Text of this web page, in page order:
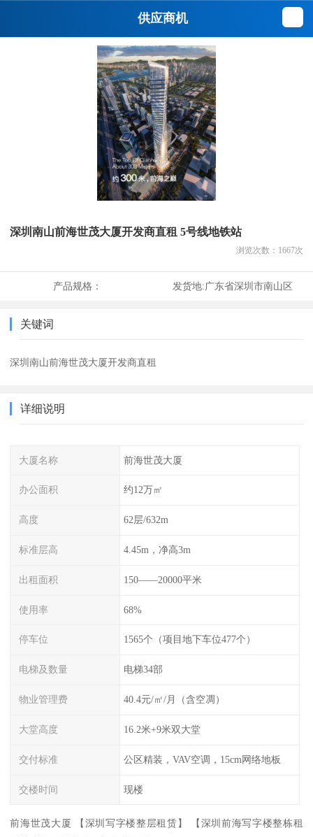
供应商机
深圳南山前海世茂大厦开发商直租 5号线地铁站
浏览次数： 1667次
产品规格： 发货地:广东省深圳市南山区
关键词
深圳南山前海世茂大厦开发商直租
详细说明
大厦名称 前海世茂大厦
办公面积 约12万㎡
高度 62层/632m
标准层高 4.45m，净高3m
出租面积 150——20000平米
使用率 68%
停车位 1565个（项目地下车位477个）
电梯及数量 电梯34部
物业管理费 40.4元/㎡/月（含空凋）
大堂高度 16.2米+9米双大堂
交付标准 公区精装，VAV空调，15cm网络地板
交楼时间 现楼
前海世茂大厦 【深圳写字楼整层租赁】 【深圳前海写字楼整栋租